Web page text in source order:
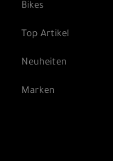
Bikes
Top Artikel
Neuheiten
Marken